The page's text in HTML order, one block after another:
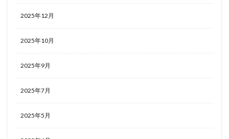
2025年12月
2025年10月
2025年9月
2025年7月
2025年5月